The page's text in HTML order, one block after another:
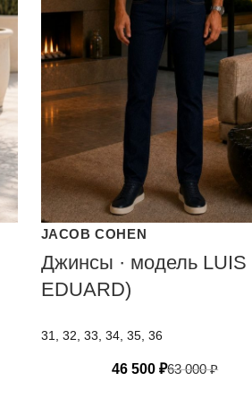
JACOB COHEN
Джинсы · модель LUIS
EDUARD)
31, 32, 33, 34, 35, 36
46 500₽63 000₽